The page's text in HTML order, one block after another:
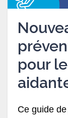
pour
Ce guide